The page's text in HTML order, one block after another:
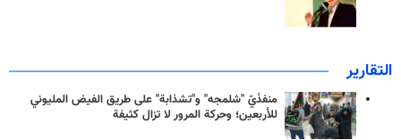
التقارير
منفذَيّ "شلمجه" و"تشذابة" على طريق الفيض المليوني
للأربعين؛ وحركة المرور لا تزال كثيفة